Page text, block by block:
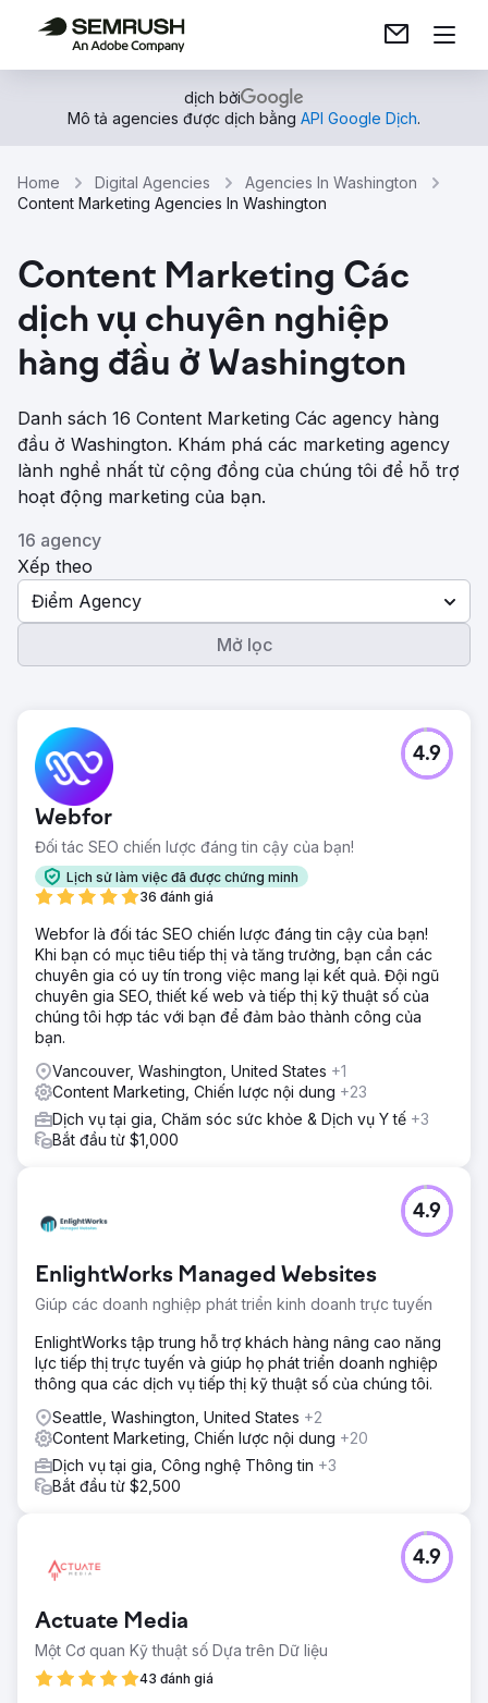
dịch bởi
Mô tả agencies được dịch bằng API Google Dịch.
Home Digital Agencies
Agencies In Washington
Content Marketing Agencies In Washington
Content Marketing Các
dịch vụ chuyên nghiệp
hàng đầu ở Washington
Danh sách 16 Content Marketing Các agency hàng
đầu ở Washington. Khám phá các marketing agency
lành nghề nhất từ ​​cộng đồng của chúng tôi để hỗ trợ
hoạt động marketing của bạn.
16 agency
Xếp theo
Điểm Agency
Mở lọc
Webfor
Đối tác SEO chiến lược đáng tin cậy của bạn!
Lịch sử làm việc đã được chứng minh
36 đánh giá
4.9
Webfor là đối tác SEO chiến lược đáng tin cậy của bạn!
Khi bạn có mục tiêu tiếp thị và tăng trưởng, bạn cần các
chuyên gia có uy tín trong việc mang lại kết quả. Đội ngũ
chuyên gia SEO, thiết kế web và tiếp thị kỹ thuật số của
chúng tôi hợp tác với bạn để đảm bảo thành công của
bạn.
Vancouver, Washington, United States +1
Content Marketing, Chiến lược nội dung +23
Dịch vụ tại gia, Chăm sóc sức khỏe & Dịch vụ Y tế +3
Bắt đầu từ $1,000
EnlightWorks Managed Websites
Giúp các doanh nghiệp phát triển kinh doanh trực tuyến
4.9
EnlightWorks tập trung hỗ trợ khách hàng nâng cao năng
lực tiếp thị trực tuyến và giúp họ phát triển doanh nghiệp
thông qua các dịch vụ tiếp thị kỹ thuật số của chúng tôi.
Seattle, Washington, United States +2
Content Marketing, Chiến lược nội dung +20
Dịch vụ tại gia, Công nghệ Thông tin +3
Bắt đầu từ $2,500
Actuate Media
Một Cơ quan Kỹ thuật số Dựa trên Dữ liệu
43 đánh giá
4.9